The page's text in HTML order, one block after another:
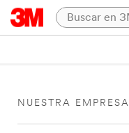
NUESTRA EMPRESA